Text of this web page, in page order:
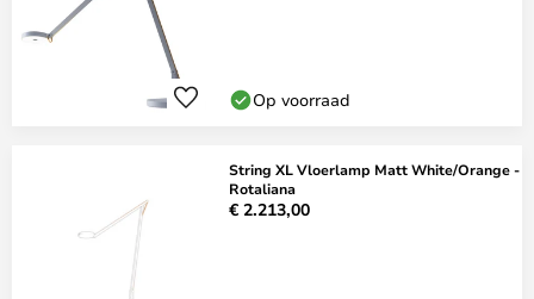
Op voorraad
String XL Vloerlamp Matt White/Orange -
Rotaliana
€ 2.213,00